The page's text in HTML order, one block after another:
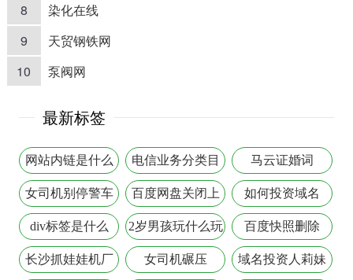
8
染化在线
9
天贸钢铁网
10
泵阀网
最新标签
网站内链是什么
电信业务分类目
录2013
马云证婚词
女司机别停警车
百度网盘关闭上
传
如何投资域名
div标签是什么
2岁男孩玩什么玩
具
百度快照删除
长沙抓娃娃机厂
女司机碾压 域名投资人莉妹